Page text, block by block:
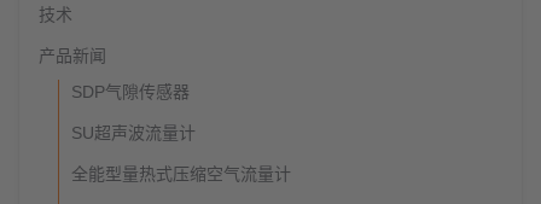
技术
产品新闻
SDP气隙传感器
SU超声波流量计
全能型量热式压缩空气流量计